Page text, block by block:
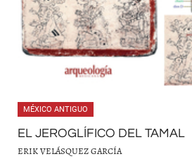
MÉXICO ANTIGUO
EL JEROGLÍFICO DEL TAMAL
ERIK VELÁSQUEZ GARCÍA